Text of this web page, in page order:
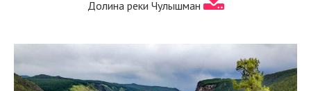
Долина реки Чулышман